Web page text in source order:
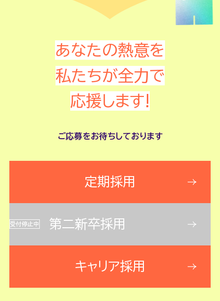
あなたの熱意を
私たちが全力で
応援します!
ご応募をお待ちしております
定期採用
受付停止中 第二新卒採用
キャリア採用